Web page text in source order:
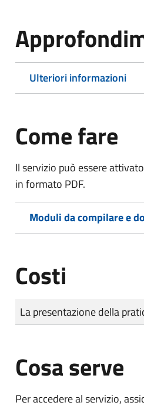
Ulteriori informazioni
Come fare
Il servizio può essere
in formato PDF.
Moduli da compilare e
Costi
Tipo di pagamento
Importo
La presentazione della
Cosa serve
Per accedere al servizio,